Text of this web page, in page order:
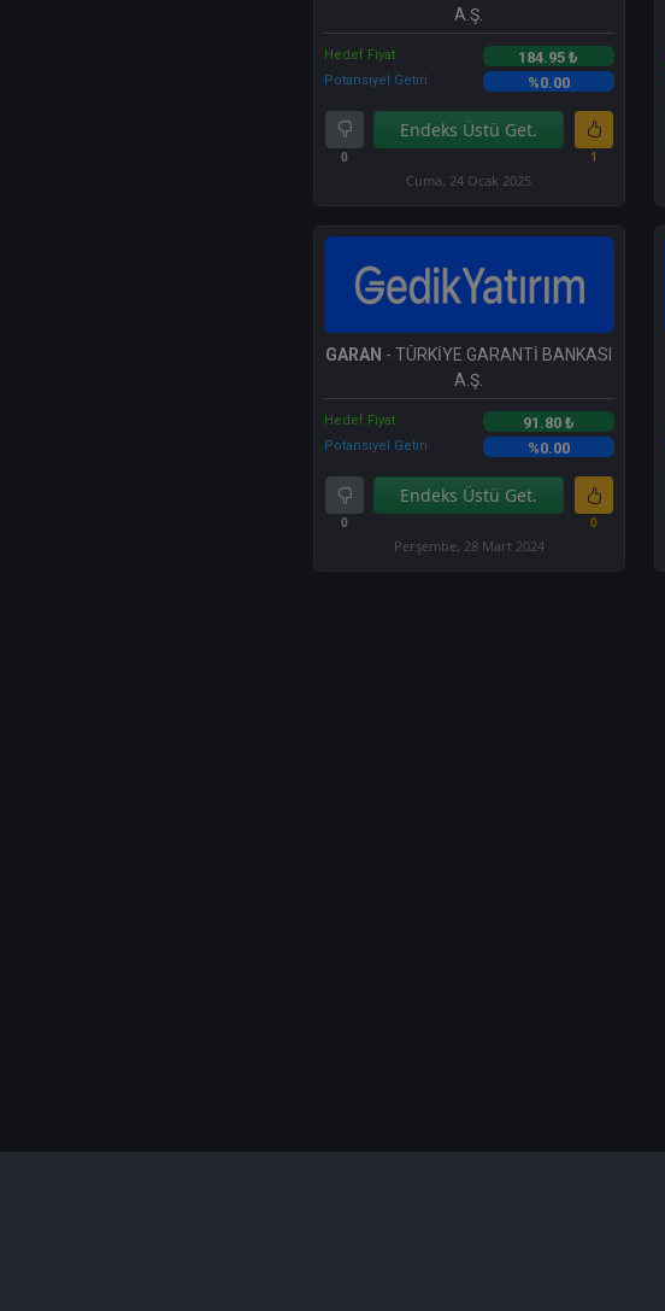
A.Ş.
Hedef Fiyat 184.95 ₺
Potansiyel Getiri %0.00
0
Endeks Üstü Get.
1
Cuma, 24 Ocak 2025
GARAN - TÜRKİYE GARANTİ BANKASI
A.Ş.
Hedef Fiyat 91.80 ₺
Potansiyel Getiri %0.00
0
Endeks Üstü Get.
0
Perşembe, 28 Mart 2024